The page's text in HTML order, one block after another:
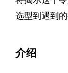
选型到遇到的
介绍